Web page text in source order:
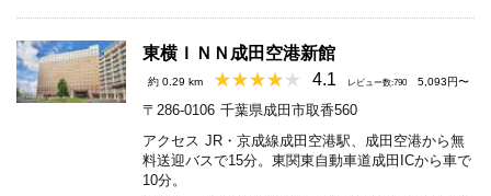
東横ＩＮＮ成田空港新館
約 0.29 km 4.1 レビュー数:790 5,093円〜
〒286-0106 千葉県成田市取香560
アクセス JR・京成線成田空港駅、成田空港から無
料送迎バスで15分。東関東自動車道成田ICから車で
10分。